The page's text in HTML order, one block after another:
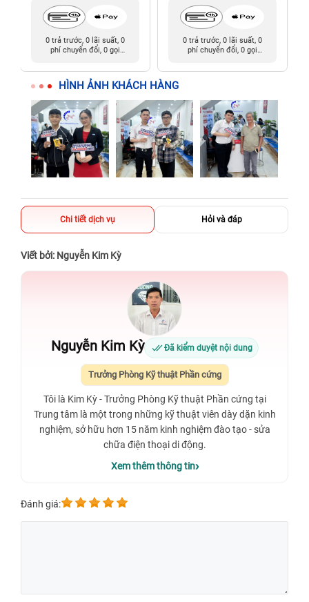
0 trả trước, 0 lãi suất, 0
phí chuyển đổi, 0 gọi
0 trả trước, 0 lãi suất, 0
phí chuyển đổi, 0 gọi
HÌNH ẢNH KHÁCH HÀNG
Chi tiết dịch vụ Hỏi và đáp
Viết bởi: Nguyễn Kim Kỳ
Nguyễn Kim Kỳ Đã kiểm duyệt nội dung
Trưởng Phòng Kỹ thuật Phần cứng
Tôi là Kim Kỳ - Trưởng Phòng Kỹ thuật Phần cứng tại
Trung tâm là một trong những kỹ thuật viên dày dặn kinh
nghiệm, sở hữu hơn 15 năm kinh nghiệm đào tạo - sửa
chữa điện thoại di động.
Xem thêm thông tin
Đánh giá: